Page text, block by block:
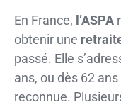
En France, l’ASPA
obtenir une
passé. Elle
ans, ou dès 62
reconnue.